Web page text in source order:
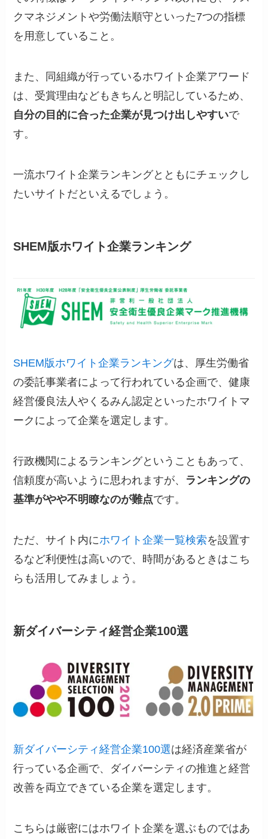
クマネジメントや労働法順守といった7つの指標
を用意していること。
また、同組織が行っているホワイト企業アワード
は、受賞理由などもきちんと明記しているため、
自分の目的に合った企業が見つけ出しやすいで
す。
一流ホワイト企業ランキングとともにチェックし
たいサイトだといえるでしょう。
SHEM版ホワイト企業ランキング
SHEM版ホワイト企業ランキングは、厚生労働省
の委託事業者によって行われている企画で、健康
経営優良法人やくるみん認定といったホワイトマ
ークによって企業を選定します。
行政機関によるランキングということもあって、
信頼度が高いように思われますが、 ランキングの
基準がやや不明瞭なのが難点です。
ただ、サイト内にホワイト企業一覧検索を設置す
るなど利便性は高いので、時間があるときはこち
らも活用してみましょう。
新ダイバーシティ経営企業100選
新ダイバーシティ経営企業100選は経済産業省が
行っている企画で、ダイバーシティの推進と経営
改善を両立できている企業を選定します。
こちらは厳密にはホワイト企業を選ぶものではあ